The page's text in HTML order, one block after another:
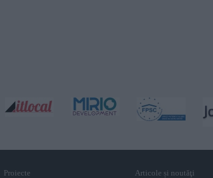
Proiecte
Articole și noutăţi